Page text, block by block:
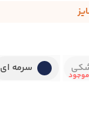
سرمه ای